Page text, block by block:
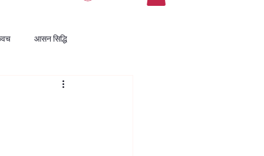
आसन सिद्धि
दरिद्रता निवारण